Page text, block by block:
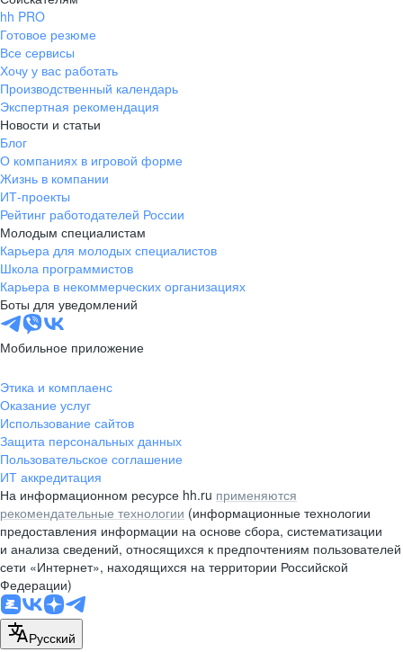
Владивосток
пер. Ланинский д. 4, офис 3.4
+7 423 202-33-28
pr@dv.hh.ru
Новосибирск
ул. Большевистская, д. 35,
помещение 21
+7 383 207-94-64
pr@nsk.hh.ru
Минск
пр-т Дзержинского, д. 57,
10 этаж, помещение 45-1
pr@rabota.by
Алматы
пр. Абая, д. 151, БЦ Алатау,
12 этаж, офис 1209
+7 727 232-13-13
pr@headhunter.com.kz
hh PRO
Готовое резюме
Все сервисы
Хочу у вас работать
Производственный календарь
Экспертная рекомендация
Новости и статьи
Блог
О компаниях в игровой форме
Жизнь в компании
ИТ-проекты
Рейтинг работодателей России
Молодым специалистам
Карьера для молодых специалистов
Школа программистов
Карьера в некоммерческих организациях
Боты для уведомлений
Мобильное приложение
Этика и комплаенс
Оказание услуг
Использование сайтов
Защита персональных данных
Пользовательское соглашение
ИТ аккредитация
На информационном ресурсе hh.ru применяются
рекомендательные технологии (информационные технологии
предоставления информации на основе сбора, систематизации
и анализа сведений, относящихся к предпочтениям пользователей
сети «Интернет», находящихся на территории Российской
Федерации)
Русский